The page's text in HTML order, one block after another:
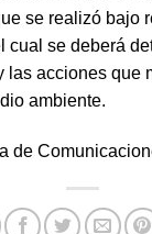
se realizó bajo
cual se deberá
las acciones que
ambiente.
de